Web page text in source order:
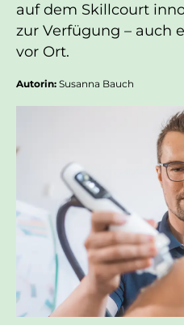
auf dem Skillcourt
zur Verfügung – auch
vor Ort.
Autorin: Susanna Bauch